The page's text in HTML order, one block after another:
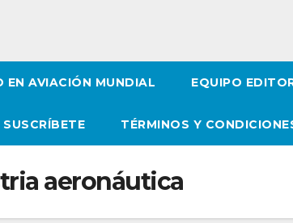
EN AVIACIÓN MUNDIAL EQUIPO
SUSCRÍBETE TÉRMINOS Y
aeronáutica